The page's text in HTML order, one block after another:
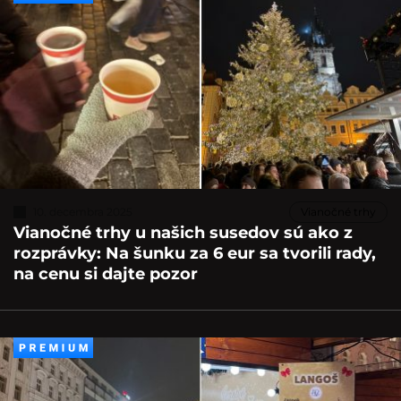
Vianočné trhy u našich susedov sú ako z
rozprávky: Na šunku za 6 eur sa tvorili rady,
na cenu si dajte pozor